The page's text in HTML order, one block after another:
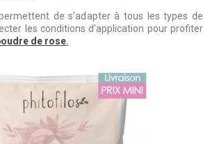
de s’adapter à tous les types de
les conditions d’application pour profiter
de rose.